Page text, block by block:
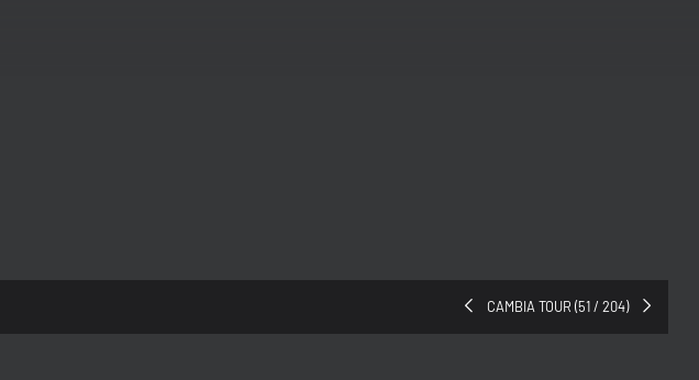
CAMBIA TOUR (51 / 204)